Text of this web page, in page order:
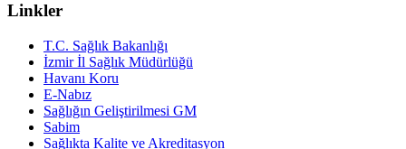
Linkler
T.C. Sağlık Bakanlığı
İzmir İl Sağlık Müdürlüğü
Havanı Koru
E-Nabız
Sağlığın Geliştirilmesi GM
Sabim
Sağlıkta Kalite ve Akreditasyon